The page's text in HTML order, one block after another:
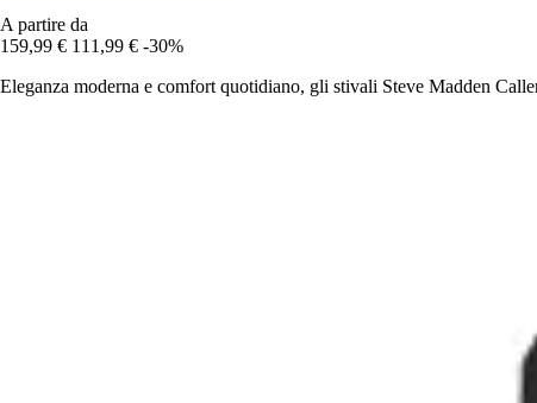
A partire da
159,99 € 111,99 € -30%
Eleganza moderna e comfort quotidiano, gli stivali Steve Madden